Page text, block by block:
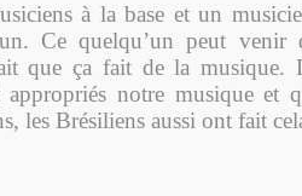
à la base et un
Ce quelqu’un peut venir
que ça fait de la musique.
notre musique et
les Brésiliens aussi ont fait